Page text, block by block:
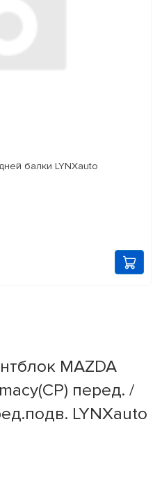
балки LYNXauto
MAZDA
перед. /
LYNXauto